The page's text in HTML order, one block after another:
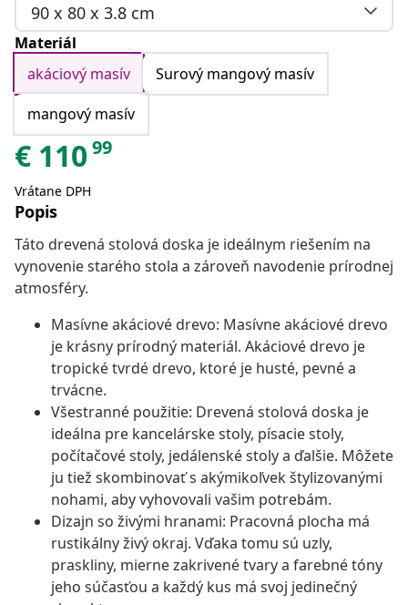
90 x 80 x 3.8 cm
Materiál
akáciový masív
Surový mangový masív
mangový masív
€ 11099
Vrátane DPH
Popis
Táto drevená stolová doska je ideálnym riešením na
vynovenie starého stola a zároveň navodenie prírodnej
atmosféry.
Masívne akáciové drevo: Masívne akáciové drevo
je krásny prírodný materiál. Akáciové drevo je
tropické tvrdé drevo, ktoré je husté, pevné a
trvácne.
Všestranné použitie: Drevená stolová doska je
ideálna pre kancelárske stoly, písacie stoly,
počítačové stoly, jedálenské stoly a ďalšie. Môžete
ju tiež skombinovať s akýmikoľvek štylizovanými
nohami, aby vyhovovali vašim potrebám.
Dizajn so živými hranami: Pracovná plocha má
rustikálny živý okraj. Vďaka tomu sú uzly,
praskliny, mierne zakrivené tvary a farebné tóny
jeho súčasťou a každý kus má svoj jedinečný